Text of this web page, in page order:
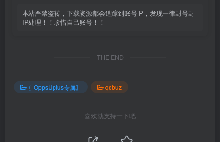
本站严禁盗转，下载资源都会追踪到账号IP，发现一律封号封
IP处理！！珍惜自己账号！！
THE END
〖OppsUplus专属〗 qobuz
喜欢就支持一下吧